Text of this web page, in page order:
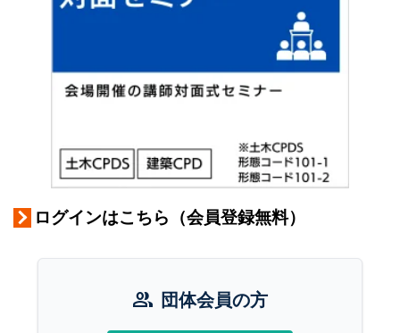
ログインはこちら（会員登録無料）
group 団体会員の方